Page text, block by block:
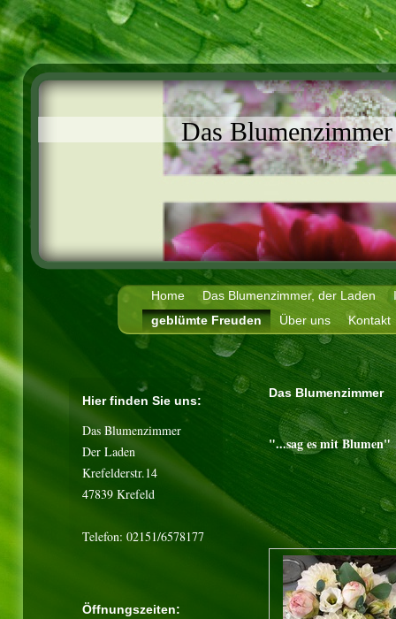
Das Blumenzimmer
Home Das Blumenzimmer, der Laden
geblümte Freuden
Über uns Kontakt
Das Blumenzimmer
"...sag es mit Blumen"
Hier finden Sie uns:
Das Blumenzimmer
Der Laden
Krefelderstr.14
47839 Krefeld
Telefon: 02151/6578177
Öffnungszeiten: